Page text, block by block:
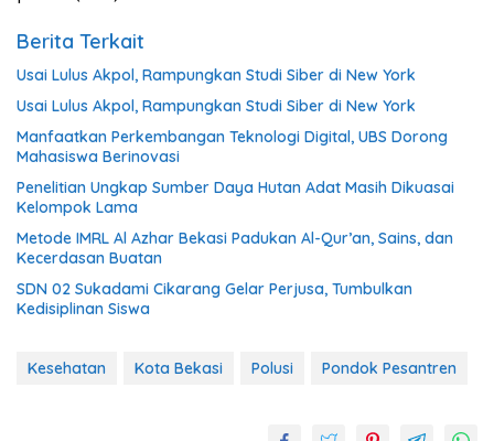
Berita Terkait
Usai Lulus Akpol, Rampungkan Studi Siber di New York
Usai Lulus Akpol, Rampungkan Studi Siber di New York
Manfaatkan Perkembangan Teknologi Digital, UBS Dorong
Mahasiswa Berinovasi
Penelitian Ungkap Sumber Daya Hutan Adat Masih Dikuasai
Kelompok Lama
Metode IMRL Al Azhar Bekasi Padukan Al-Qur’an, Sains, dan
Kecerdasan Buatan
SDN 02 Sukadami Cikarang Gelar Perjusa, Tumbulkan
Kedisiplinan Siswa
Kesehatan Kota Bekasi Polusi Pondok Pesantren